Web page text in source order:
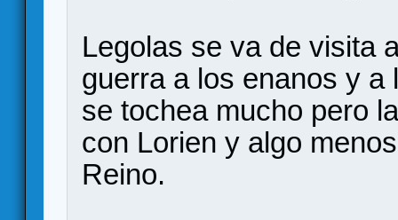
Legolas se va de visita
guerra a los enanos y
se tochea mucho pero
con Lorien y algo
Reino.